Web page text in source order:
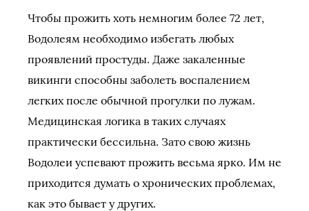
Чтобы прожить хоть немногим более 72 лет,
Водолеям необходимо избегать любых
проявлений простуды. Даже закаленные
викинги способны заболеть воспалением
легких после обычной прогулки по лужам.
Медицинская логика в таких случаях
практически бессильна. Зато свою жизнь
Водолеи успевают прожить весьма ярко. Им не
приходится думать о хронических проблемах,
как это бывает у других.